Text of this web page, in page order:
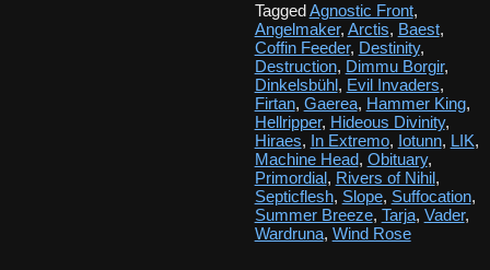
TaggedAgnostic Front,
Angelmaker, Arctis, Baest,
Coffin Feeder, Destinity,
Destruction, Dimmu Borgir,
Dinkelsbühl, Evil Invaders,
Firtan, Gaerea, Hammer King,
Hellripper, Hideous Divinity,
Hiraes, In Extremo, Iotunn, LIK,
Machine Head, Obituary,
Primordial, Rivers of Nihil,
Septicflesh, Slope, Suffocation,
Summer Breeze, Tarja, Vader,
Wardruna, Wind Rose